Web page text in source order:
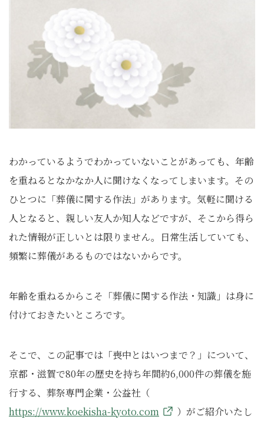
わかっているようでわかっていないことがあっても、年齢
を重ねるとなかなか人に聞けなくなってしまいます。その
ひとつに「葬儀に関する作法」があります。気軽に聞ける
人となると、親しい友人か知人などですが、そこから得ら
れた情報が正しいとは限りません。日常生活していても、
頻繁に葬儀があるものではないからです。
年齢を重ねるからこそ「葬儀に関する作法・知識」は身に
付けておきたいところです。
そこで、この記事では「喪中とはいつまで？」について、
京都・滋賀で80年の歴史を持ち年間約6,000件の葬儀を施
行する、葬祭専門企業・公益社（
https://www.koekisha-kyoto.com
）がご紹介いたし